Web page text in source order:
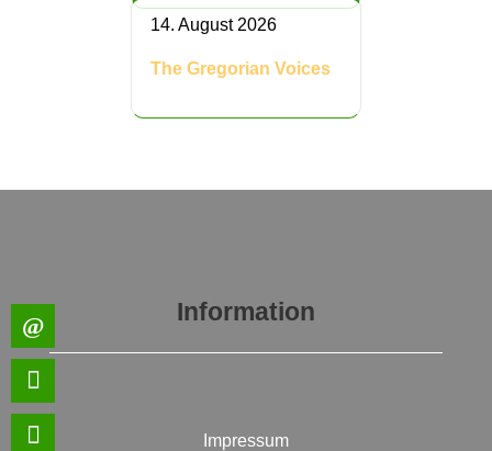
14. August 2026
The Gregorian Voices
Information
Impressum